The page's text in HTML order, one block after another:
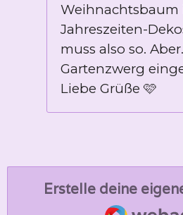
Weihnachtsbaum
Jahreszeiten-
muss also so.
Gartenzwerg
Liebe Grüße 🩷
Erstelle deine
Webador